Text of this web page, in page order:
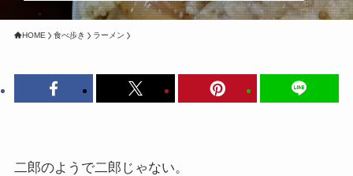
HOME 食べ歩き ラーメン
二郎のようで二郎じゃない。